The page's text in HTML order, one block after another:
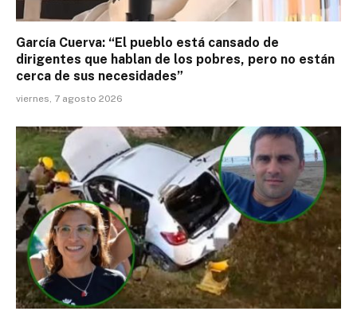
García Cuerva: “El pueblo está cansado de
dirigentes que hablan de los pobres, pero no están
cerca de sus necesidades”
viernes, 7 agosto 2026